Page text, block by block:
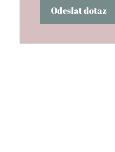
Odeslat dotaz